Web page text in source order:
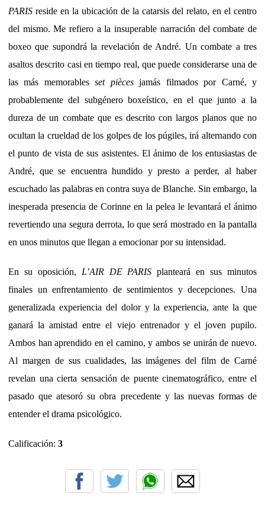
PARIS reside en la ubicación de la catarsis del relato, en el centro
del mismo. Me refiero a la insuperable narración del combate de
boxeo que supondrá la revelación de André. Un combate a tres
asaltos descrito casi en tiempo real, que puede considerarse una de
las más memorablesset piècesjamás filmados por Carné, y
probablemente del subgénero boxeístico, en el que junto a la
dureza de un combate que es descrito con largos planos que no
ocultan la crueldad de los golpes de los púgiles, irá alternando con
el punto de vista de sus asistentes. El ánimo de los entusiastas de
André, que se encuentra hundido y presto a perder, al haber
escuchado las palabras en contra suya de Blanche. Sin embargo, la
inesperada presencia de Corinne en la pelea le levantará el ánimo
revertiendo una segura derrota, lo que será mostrado en la pantalla
en unos minutos que llegan a emocionar por su intensidad.
En su oposición, L’AIR DE PARIS planteará en sus minutos
finales un enfrentamiento de sentimientos y decepciones. Una
generalizada experiencia del dolor y la experiencia, ante la que
ganará la amistad entre el viejo entrenador y el joven pupilo.
Ambos han aprendido en el camino, y ambos se unirán de nuevo.
Al margen de sus cualidades, las imágenes del film de Carné
revelan una cierta sensación de puente cinematográfico, entre el
pasado que atesoró su obra precedente y las nuevas formas de
entender el drama psicológico.
Calificación: 3